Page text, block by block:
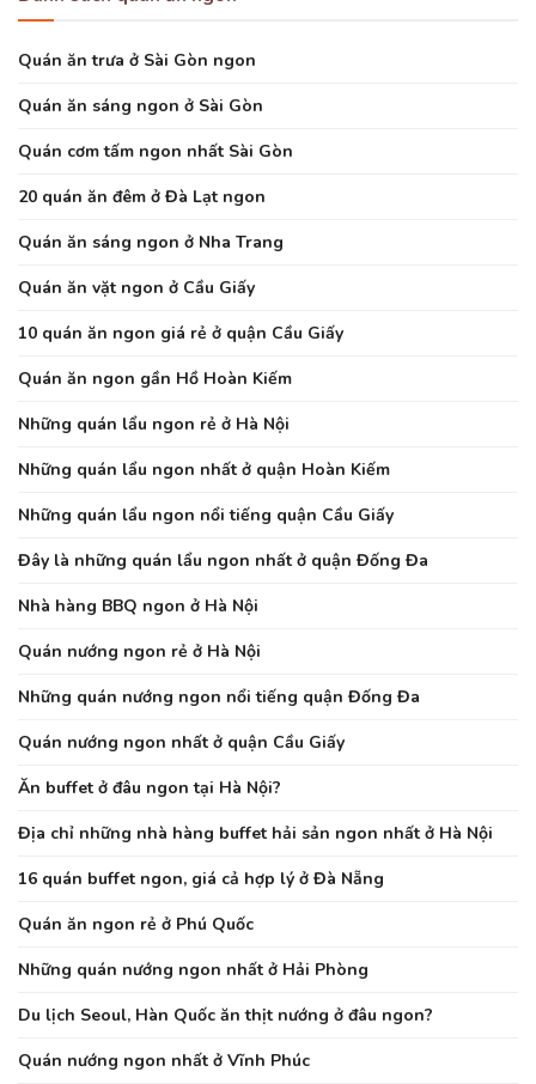
Quán ăn trưa ở Sài Gòn ngon
Quán ăn sáng ngon ở Sài Gòn
Quán cơm tấm ngon nhất Sài Gòn
20 quán ăn đêm ở Đà Lạt ngon
Quán ăn sáng ngon ở Nha Trang
Quán ăn vặt ngon ở Cầu Giấy
10 quán ăn ngon giá rẻ ở quận Cầu Giấy
Quán ăn ngon gần Hồ Hoàn Kiếm
Những quán lẩu ngon rẻ ở Hà Nội
Những quán lẩu ngon nhất ở quận Hoàn Kiếm
Những quán lẩu ngon nổi tiếng quận Cầu Giấy
Đây là những quán lẩu ngon nhất ở quận Đống Đa
Nhà hàng BBQ ngon ở Hà Nội
Quán nướng ngon rẻ ở Hà Nội
Những quán nướng ngon nổi tiếng quận Đống Đa
Quán nướng ngon nhất ở quận Cầu Giấy
Ăn buffet ở đâu ngon tại Hà Nội?
Địa chỉ những nhà hàng buffet hải sản ngon nhất ở Hà Nội
16 quán buffet ngon, giá cả hợp lý ở Đà Nẵng
Quán ăn ngon rẻ ở Phú Quốc
Những quán nướng ngon nhất ở Hải Phòng
Du lịch Seoul, Hàn Quốc ăn thịt nướng ở đâu ngon?
Quán nướng ngon nhất ở Vĩnh Phúc